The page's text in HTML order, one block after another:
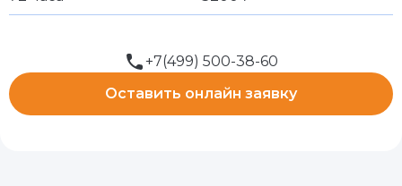
+7(499) 500-38-60
Оставить онлайн заявку